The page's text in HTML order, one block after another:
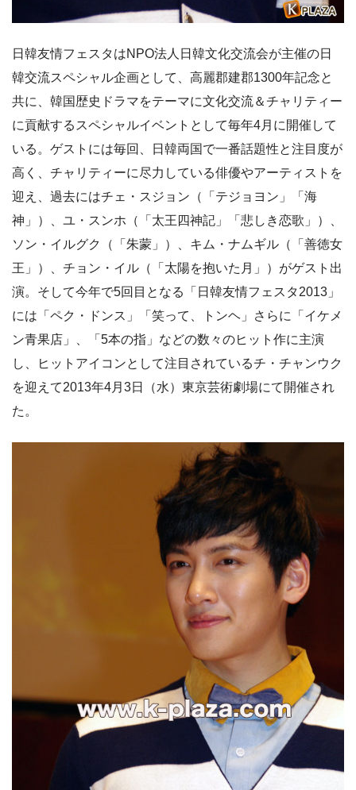
日韓友情フェスタはNPO法人日韓文化交流会が主催の日
韓交流スペシャル企画として、高麗郡建郡1300年記念と
共に、韓国歴史ドラマをテーマに文化交流＆チャリティー
に貢献するスペシャルイベントとして毎年4月に開催して
いる。ゲストには毎回、日韓両国で一番話題性と注目度が
高く、チャリティーに尽力している俳優やアーティストを
迎え、過去にはチェ・スジョン（「テジョヨン」「海
神」）、ユ・スンホ（「太王四神記」「悲しき恋歌」）、
ソン・イルグク（「朱蒙」）、キム・ナムギル（「善徳女
王」）、チョン・イル（「太陽を抱いた月」）がゲスト出
演。そして今年で5回目となる「日韓友情フェスタ2013」
には「ペク・ドンス」「笑って、トンヘ」さらに「イケメ
ン青果店」、「5本の指」などの数々のヒット作に主演
し、ヒットアイコンとして注目されているチ・チャンウク
を迎えて2013年4月3日（水）東京芸術劇場にて開催され
た。